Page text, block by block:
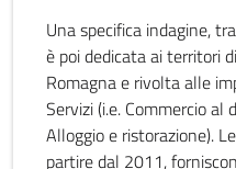
Una specifica indagine,
è poi dedicata ai territori
Romagna e rivolta alle
Servizi (i.e. Commercio al
Alloggio e ristorazione).
partire dal 2011,